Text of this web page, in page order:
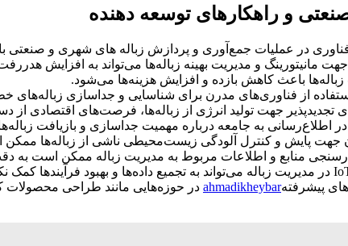
در عملیات جمع‌آوری و پردازش زباله‌ های شهری و
و مدیریت بهینه زباله‌ها می‌تواند به افزایش
زباله‌ها باعث کاهش بازده و افزایش هزینه‌ها می‌شود.
از فناوری‌های مدرن برای شناسایی و جداسازی
تجدیدپذیر جهت تولید انرژی از زباله‌ها، فرصت‌های اقتصادی
اطلاع‌رسانی به جامعه درباره مهمیت جداسازی و بازیافت
جهت پایش و کنترل آلودگی زیست‌محیطی ناشی از زباله‌ها
منابع و اطلاعات مربوط به مدیریت زباله ممکن است به
پیشرفتهahmadikheybar در حوزه‌هایی مانند طراحی محصولات